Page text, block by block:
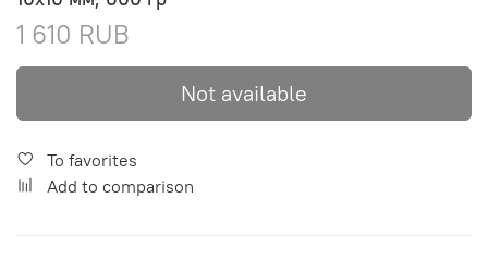
1 610 RUB
Not available
To favorites
Add to comparison